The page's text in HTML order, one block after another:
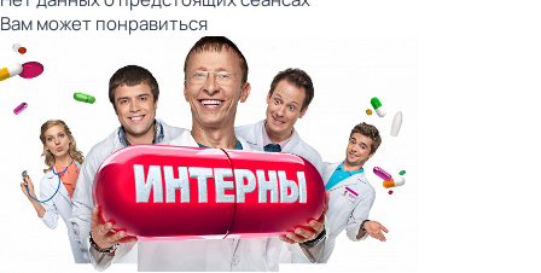
Вам может понравиться